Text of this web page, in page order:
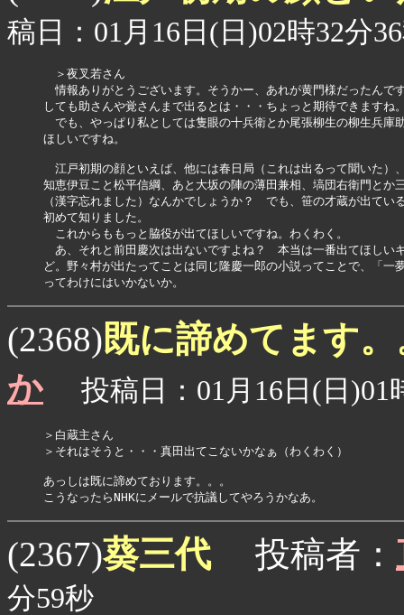
稿日：01月16日(日)02時32分
＞夜叉若さん
情報ありがとうございます。そうかー、あれが黄門様だったんで
しても助さんや覚さんまで出るとは・・・ちょっと期待できますね
でも、やっぱり私としては隻眼の十兵衛とか尾張柳生の柳生兵庫
ほしいですね。
江戸初期の顔といえば、他には春日局（これは出るって聞いた）
知恵伊豆こと松平信綱、あと大坂の陣の薄田兼相、塙団右衛門とか
（漢字忘れました）なんかでしょうか？　でも、笹の才蔵が出てい
初めて知りました。
これからももっと脇役が出てほしいですね。わくわく。
あ、それと前田慶次は出ないですよね？　本当は一番出てほしい
ど。野々村が出たってことは同じ隆慶一郎の小説ってことで、「一
ってわけにはいかないか。
(2368)既に諦めてます
か 投稿日：01月16日(日)01
＞白蔵主さん
＞それはそうと・・・真田出てこないかなぁ（わくわく）
あっしは既に諦めております。。。
こうなったらNHKにメールで抗議してやろうかなあ。
(2367)葵三代 投稿者：
分59秒